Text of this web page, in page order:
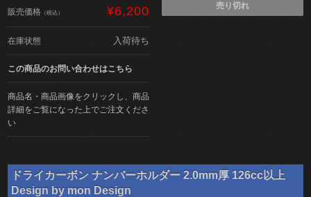
販売価格 （税込） ¥6,200
在庫状態 入荷待ち
この商品のお問い合わせはこちら
商品名・商品画像をクリックし、商品
詳細をご覧になった上でご注文くださ
い
売り切れ
ドライカーボン ナンバーホルダー 2.0mm厚 126cc以上
Design by mon Design